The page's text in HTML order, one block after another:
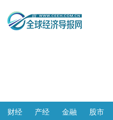
财经 产经 金融 股市